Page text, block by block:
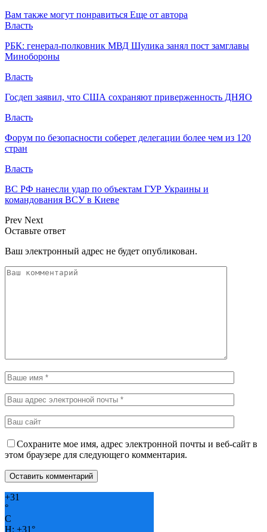
Вам также могут понравиться Еще от автора
Власть
РБК: генерал-полковник МВД Шулика занял пост замглавы
Минобороны
Власть
Госдеп заявил, что США сохраняют приверженность ДНЯО
Власть
Форум по безопасности соберет делегации более чем из 120
стран
Власть
ВС РФ нанесли удар по объектам ГУР Украины и
командования ВСУ в Киеве
Prev Next
Оставьте ответ
Ваш электронный адрес не будет опубликован.
Сохраните мое имя, адрес электронной почты и веб-сайт в
этом браузере для следующего комментария.
+31
°
C
H: +31°